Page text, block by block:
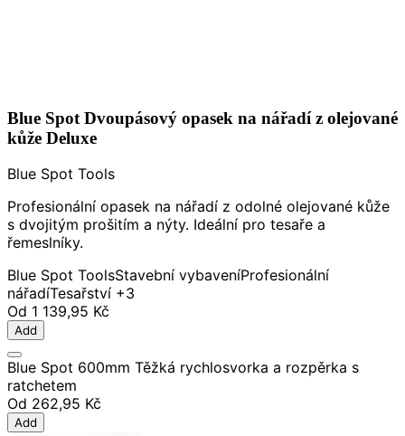
Blue Spot Dvoupásový opasek na nářadí z olejované
kůže Deluxe
Blue Spot Tools
Profesionální opasek na nářadí z odolné olejované kůže
s dvojitým prošitím a nýty. Ideální pro tesaře a
řemeslníky.
Blue Spot ToolsStavební vybaveníProfesionální
nářadíTesařství +3
Od 1 139,95 Kč
Add
Blue Spot 600mm Těžká rychlosvorka a rozpěrka s
ratchetem
Od 262,95 Kč
Add